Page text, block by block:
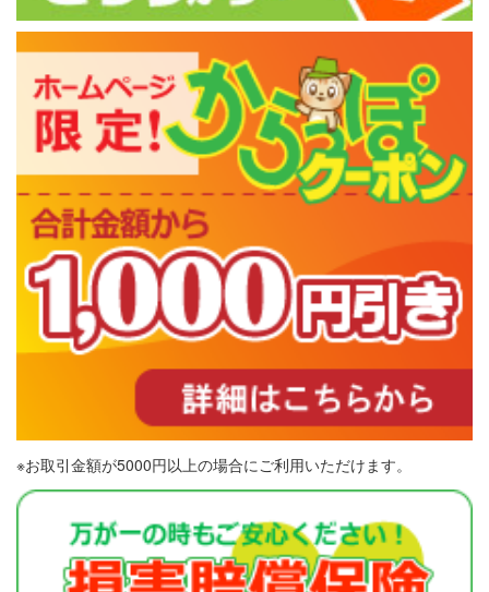
※お取引金額が5000円以上の場合にご利用いただけます。